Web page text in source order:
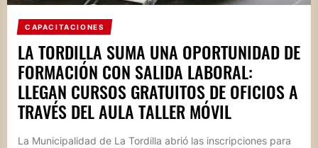
CAPACITACIONES
LA TORDILLA SUMA UNA OPORTUNIDAD DE
FORMACIÓN CON SALIDA LABORAL:
LLEGAN CURSOS GRATUITOS DE OFICIOS A
TRAVÉS DEL AULA TALLER MÓVIL
La Municipalidad de La Tordilla abrió las inscripciones para